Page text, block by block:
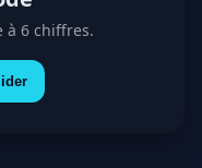
à 6 chiffres.